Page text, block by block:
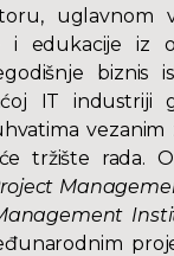
uglavnom
i edukacije iz
biznis
IT industriji
tržište rada.